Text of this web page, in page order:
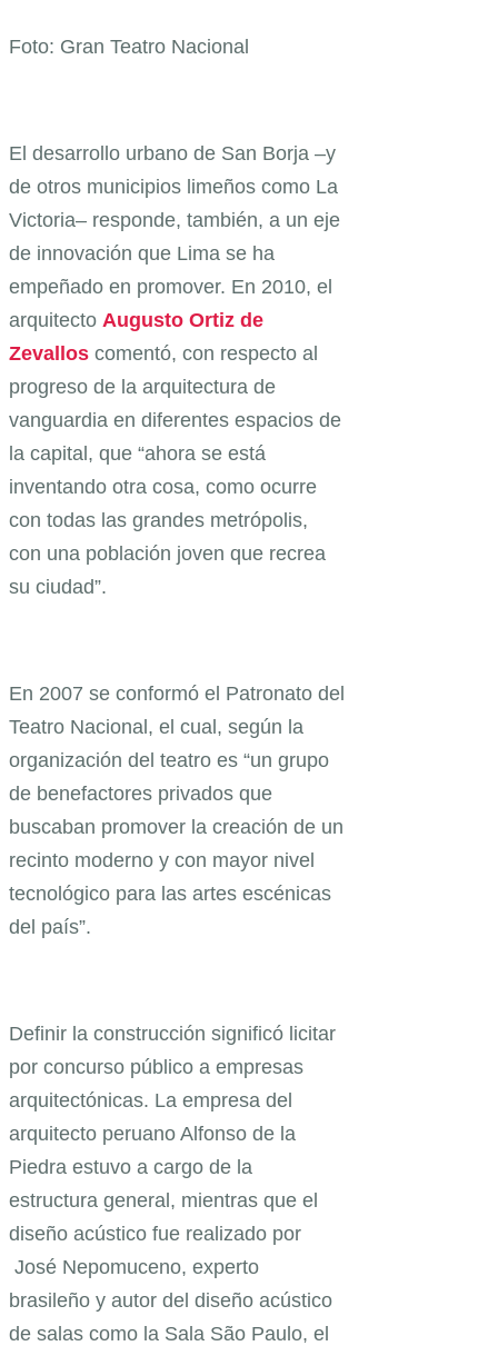
Foto: Gran Teatro Nacional
El desarrollo urbano de San Borja –y
de otros municipios limeños como La
Victoria– responde, también, a un eje
de innovación que Lima se ha
empeñado en promover. En 2010, el
arquitecto Augusto Ortiz de
Zevallos comentó, con respecto al
progreso de la arquitectura de
vanguardia en diferentes espacios de
la capital, que “ahora se está
inventando otra cosa, como ocurre
con todas las grandes metrópolis,
con una población joven que recrea
su ciudad”.
En 2007 se conformó el Patronato del
Teatro Nacional, el cual, según la
organización del teatro es “un grupo
de benefactores privados que
buscaban promover la creación de un
recinto moderno y con mayor nivel
tecnológico para las artes escénicas
del país”.
Definir la construcción significó licitar
por concurso público a empresas
arquitectónicas. La empresa del
arquitecto peruano Alfonso de la
Piedra estuvo a cargo de la
estructura general, mientras que el
diseño acústico fue realizado por
José Nepomuceno, experto
brasileño y autor del diseño acústico
de salas como la Sala São Paulo, el